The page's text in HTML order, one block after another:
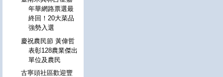
年華網路票選最
終回！20大菜品
強勢入選
慶祝農民節 黃偉哲
表彰128農業傑出
單位及農民
古寧頭社區歡迎豐